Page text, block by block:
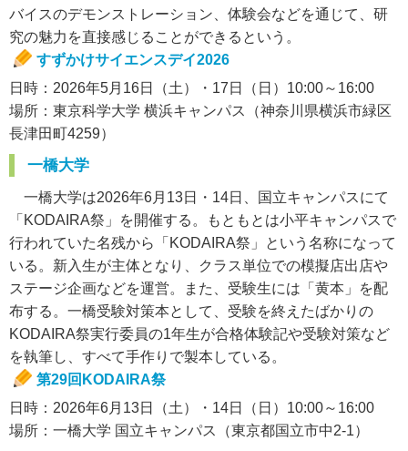
バイスのデモンストレーション、体験会などを通じて、研
究の魅力を直接感じることができるという。
すずかけサイエンスデイ2026
日時：2026年5月16日（土）・17日（日）10:00～16:00
場所：東京科学大学 横浜キャンパス（神奈川県横浜市緑区
長津田町4259）
一橋大学
一橋大学は2026年6月13日・14日、国立キャンパスにて
「KODAIRA祭」を開催する。もともとは小平キャンパスで
行われていた名残から「KODAIRA祭」という名称になって
いる。新入生が主体となり、クラス単位での模擬店出店や
ステージ企画などを運営。また、受験生には「黄本」を配
布する。一橋受験対策本として、受験を終えたばかりの
KODAIRA祭実行委員の1年生が合格体験記や受験対策など
を執筆し、すべて手作りで製本している。
第29回KODAIRA祭
日時：2026年6月13日（土）・14日（日）10:00～16:00
場所：一橋大学 国立キャンパス（東京都国立市中2-1）